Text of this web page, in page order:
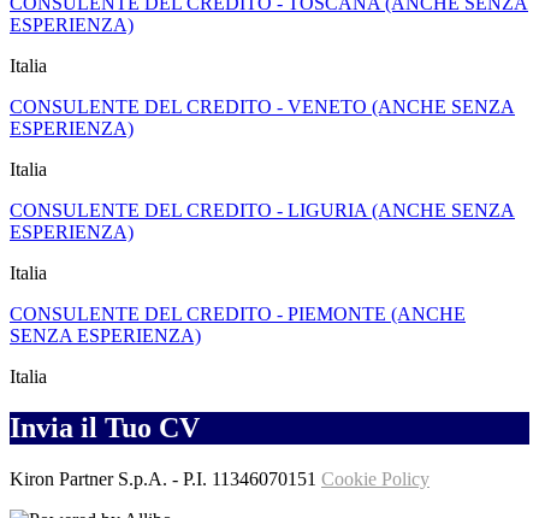
ESPERIENZA)
Italia
CONSULENTE DEL CREDITO - VENETO (ANCHE SENZA
ESPERIENZA)
Italia
CONSULENTE DEL CREDITO - LIGURIA (ANCHE SENZA
ESPERIENZA)
Italia
CONSULENTE DEL CREDITO - PIEMONTE (ANCHE
SENZA ESPERIENZA)
Italia
Invia il Tuo CV
Kiron Partner S.p.A. - P.I. 11346070151 Cookie Policy